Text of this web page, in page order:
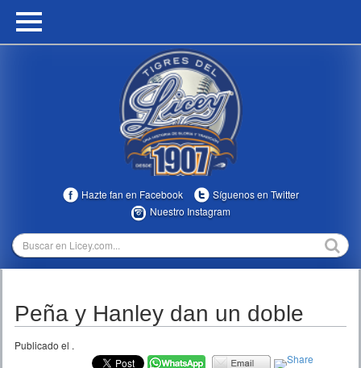
HOME
MULTIMEDIA
TEMPORADAS
Hazte fan en Facebook
Síguenos en Twitter
Nuestro Instagram
Peña y Hanley dan un doble
Publicado el .